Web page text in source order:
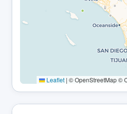
Leaflet | © OpenStreetMap ©